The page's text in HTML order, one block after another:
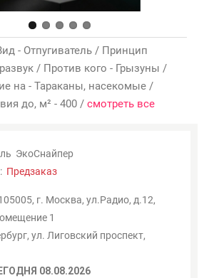
- Отпугиватель / Принцип
/ Против кого - Грызуны /
на - Тараканы, насекомые /
до, м² - 400 / смотреть все
ЭкоСнайпер
Предзаказ
г. Москва, ул.Радио, д.12,
1
ул. Лиговский проспект,
08.08.2026